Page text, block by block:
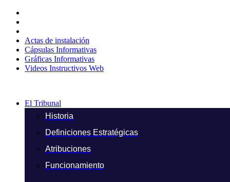
contenido
Actas de instalación
Cápsulas Informativas
Gráficas Informativas
Videos Instructivos Web
El Tribunal
Historia
Definiciones Estratégicas
Atribuciones
Funcionamiento